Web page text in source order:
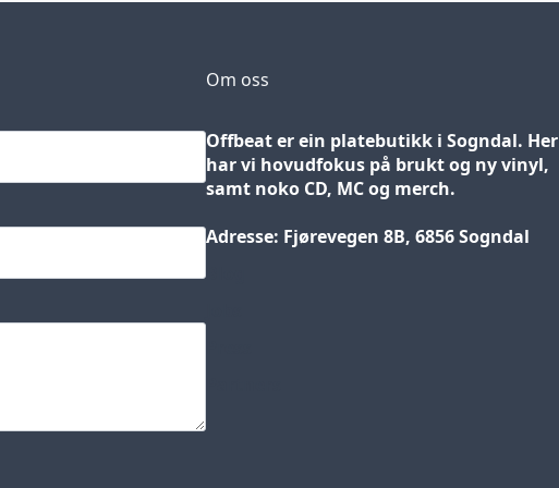
Om oss
Offbeat er ein platebutikk i Sogndal. Her
har vi hovudfokus på brukt og ny vinyl,
samt noko CD, MC og merch.
Adresse: Fjørevegen 8B, 6856 Sogndal
Blog